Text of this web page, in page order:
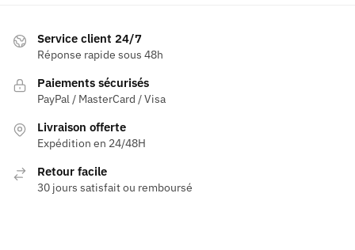
Service client 24/7
Réponse rapide sous 48h
Paiements sécurisés
PayPal / MasterCard / Visa
Livraison offerte
Expédition en 24/48H
Retour facile
30 jours satisfait ou remboursé